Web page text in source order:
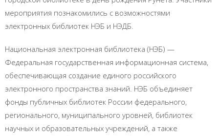
мероприятия познакомились с возможностями
электронных библиотек НЭБ и НЭДБ.
Национальная электронная библиотека (НЭБ) —
Федеральная государственная информационная система,
обеспечивающая создание единого российского
электронного пространства знаний. НЭБ объединяет
фонды публичных библиотек России федерального,
регионального, муниципального уровней, библиотек
научных и образовательных учреждений, а также